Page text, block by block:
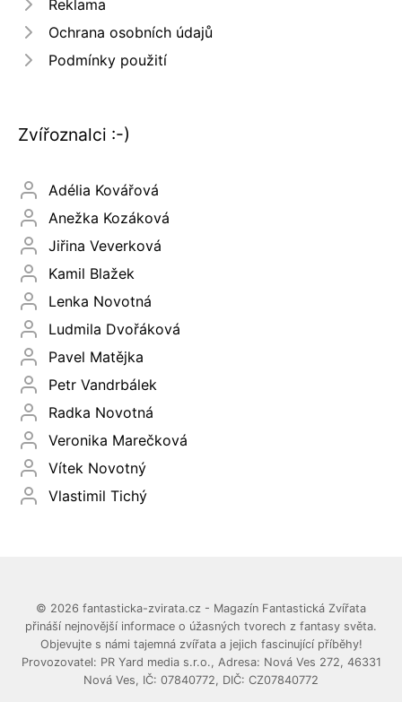
Reklama
Ochrana osobních údajů
Podmínky použití
Zvířoznalci :-)
Adélia Kovářová
Anežka Kozáková
Jiřina Veverková
Kamil Blažek
Lenka Novotná
Ludmila Dvořáková
Pavel Matějka
Petr Vandrbálek
Radka Novotná
Veronika Marečková
Vítek Novotný
Vlastimil Tichý
© 2026 fantasticka-zvirata.cz - Magazín Fantastická Zvířata
přináší nejnovější informace o úžasných tvorech z fantasy světa.
Objevujte s námi tajemná zvířata a jejich fascinující příběhy!
Provozovatel: PR Yard media s.r.o., Adresa: Nová Ves 272, 46331
Nová Ves, IČ: 07840772, DIČ: CZ07840772